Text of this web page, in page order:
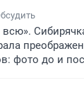
фото до и